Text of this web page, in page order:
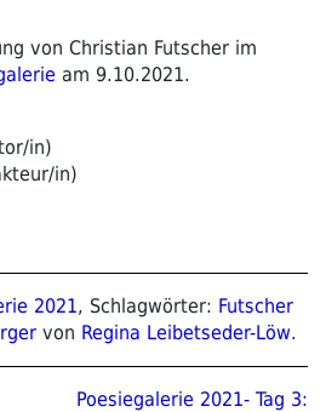
von Christian Futscher im
am 9.10.2021.
in)
in)
2021, Schlagwörter: Futscher
von Regina Leibetseder-Löw.
Nächster
Poesiegalerie 2021- Tag 3: